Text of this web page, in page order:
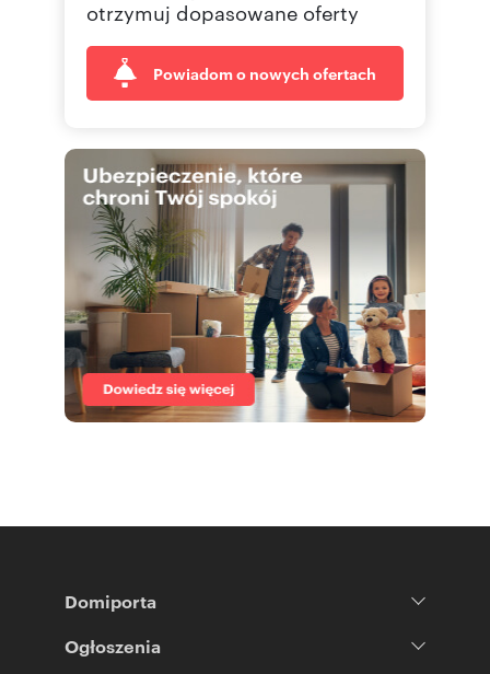
otrzymuj dopasowane oferty
Powiadom o nowych ofertach
Domiporta
Ogłoszenia